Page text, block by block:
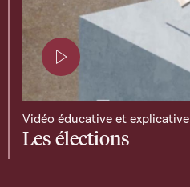
Les élections
Vidéo éducative et explicative